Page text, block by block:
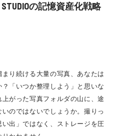
の記憶資産化戦略
り続ける大量の写真、あなたは
「いつか整理しよう」と思いな
がった写真フォルダの山に、途
のではないでしょうか。撮りっ
出」ではなく、ストレージを圧